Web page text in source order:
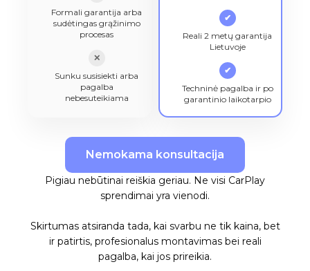
Formali garantija arba
sudėtingas grąžinimo
procesas
✕
Sunku susisiekti arba
pagalba
nebesuteikiama
✔
Reali 2 metų garantija
Lietuvoje
✔
Techninė pagalba ir po
garantinio laikotarpio
Nemokama konsultacija
Pigiau nebūtinai reiškia geriau. Ne visi CarPlay
sprendimai yra vienodi.
Skirtumas atsiranda tada, kai svarbu ne tik kaina, bet
ir patirtis, profesionalus montavimas bei reali
pagalba, kai jos prireikia.